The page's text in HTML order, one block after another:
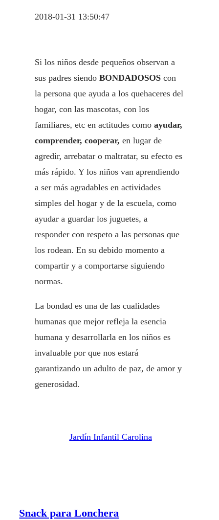
2018-01-31 13:50:47
Si los niños desde pequeños observan a
sus padres siendo BONDADOSOScon
la persona que ayuda a los quehaceres del
hogar, con las mascotas, con los
familiares, etc en actitudes como ayudar,
comprender, cooperar, en lugar de
agredir, arrebatar o maltratar, su efecto es
más rápido. Y los niños van aprendiendo
a ser más agradables en actividades
simples del hogar y de la escuela, como
ayudar a guardar los juguetes, a
responder con respeto a las personas que
los rodean. En su debido momento a
compartir y a comportarse siguiendo
normas.
La bondad es una de las cualidades
humanas que mejor refleja la esencia
humana y desarrollarla en los niños es
invaluable por que nos estará
garantizando un adulto de paz, de amor y
generosidad.
Jardín Infantil Carolina
Snack para Lonchera